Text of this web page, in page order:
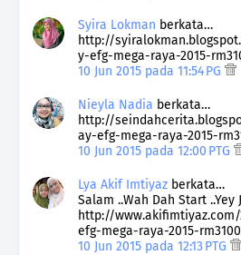
Syira Lokman berkata…
http://
y-efg-mega-raya-2015-
10 Jun 2015 pada 11:54 PG
Nieyla Nadia berkata…
http://
ay-efg-mega-raya-2015-
10 Jun 2015 pada 12:00 PTG
Lya Akif Imtiyaz berkata…
Salam ..Wah Dah Start ..Yey
http://
efg-mega-raya-2015-
10 Jun 2015 pada 12:13 PTG